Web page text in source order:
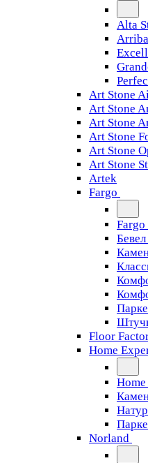
Alta
Arriba
Art Stone
Art Stone
Art Stone
Art Stone
Art Stone
Art Stone
Artek
Fargo
Fargo
Floor
Home
Norland